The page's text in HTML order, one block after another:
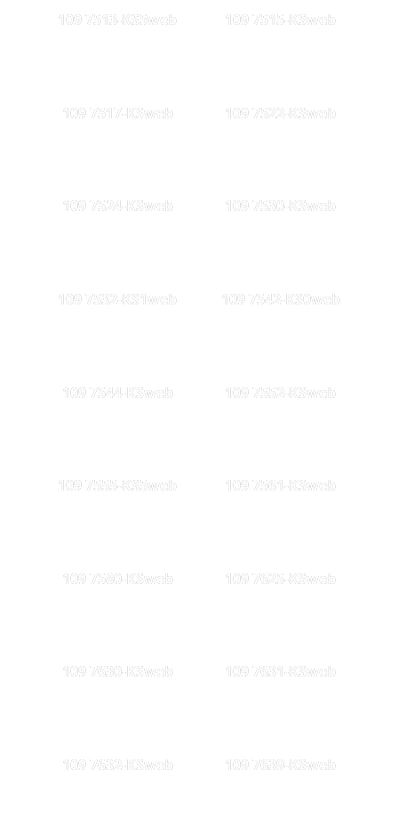
109 7513-KS5web 109 7515-KSweb
109 7517-KSweb 109 7522-KSweb
109 7524-KSweb 109 7530-KSweb
109 7532-KS1web 109 7542-KS0web
109 7544-KSweb 109 7552-KSweb
109 7555-KS5web 109 7561-KSweb
109 7580-KSweb 109 7625-KSweb
109 7630-KSweb 109 7631-KSweb
109 7632-KSweb 109 7639-KSweb